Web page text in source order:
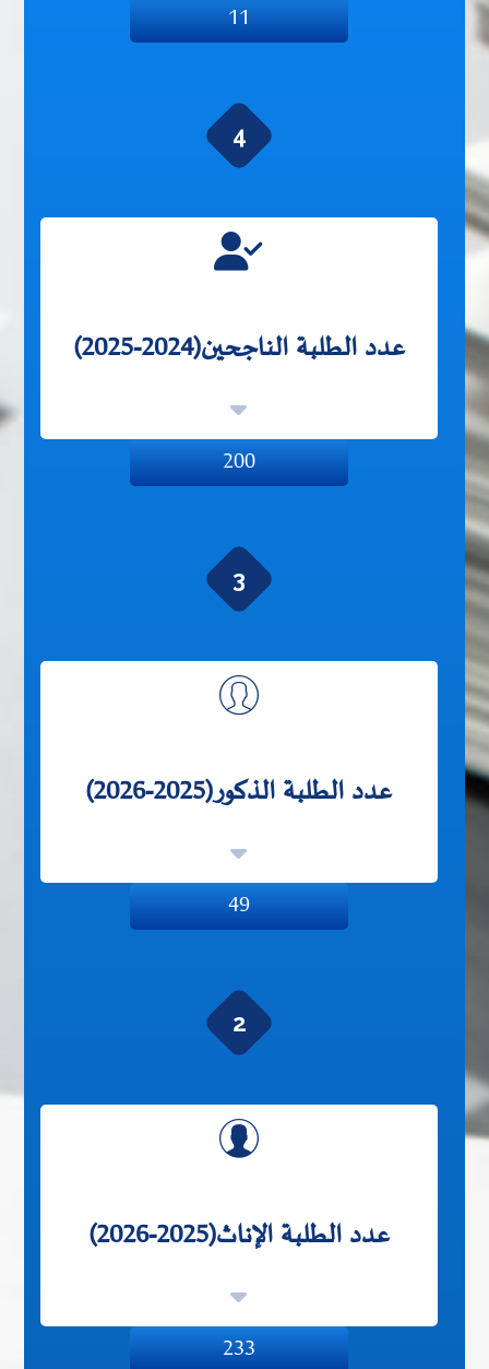
11
4
عدد الطلبة الناجحين(2024-2025)
200
3
عدد الطلبة الذكور(2025-2026)
49
2
عدد الطلبة الإناث(2025-2026)
233